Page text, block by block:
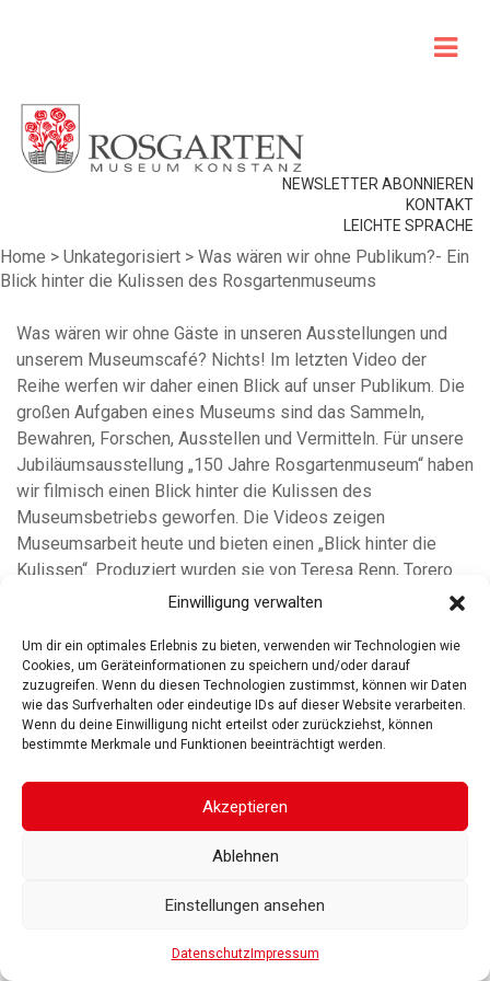
Einwilligung verwalten
Um dir ein optimales Erlebnis zu bieten, verwenden wir Technologien wie
Cookies, um Geräteinformationen zu speichern und/oder darauf
zuzugreifen. Wenn du diesen Technologien zustimmst, können wir Daten
wie das Surfverhalten oder eindeutige IDs auf dieser Website verarbeiten.
Wenn du deine Einwilligung nicht erteilst oder zurückziehst, können
bestimmte Merkmale und Funktionen beeinträchtigt werden.
Akzeptieren
Ablehnen
Einstellungen ansehen
DatenschutzImpressum
NEWSLETTER ABONNIEREN
KONTAKT
LEICHTE SPRACHE
Home > Unkategorisiert > Was wären wir ohne Publikum?- Ein
Blick hinter die Kulissen des Rosgartenmuseums
Was wären wir ohne Gäste in unseren Ausstellungen und
unserem Museumscafé? Nichts! Im letzten Video der
Reihe werfen wir daher einen Blick auf unser Publikum. Die
großen Aufgaben eines Museums sind das Sammeln,
Bewahren, Forschen, Ausstellen und Vermitteln. Für unsere
Jubiläumsausstellung „150 Jahre Rosgartenmuseum“ haben
wir filmisch einen Blick hinter die Kulissen des
Museumsbetriebs geworfen. Die Videos zeigen
Museumsarbeit heute und bieten einen „Blick hinter die
Kulissen“. Produziert wurden sie von Teresa Renn, Torero
Film. Die Musik wurde komponiert und produziert von Tanita
3-5
78462 KONSTANZ
BARRIEREFREIHEIT